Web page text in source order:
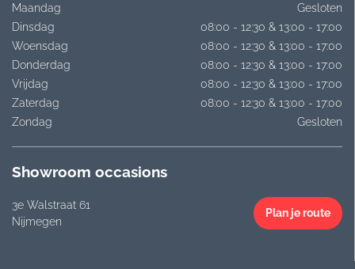
Maandag
Gesloten
Dinsdag
08:00 - 12:30 & 13:00 - 17:00
Woensdag
08:00 - 12:30 & 13:00 - 17:00
Donderdag
08:00 - 12:30 & 13:00 - 17:00
Vrijdag
08:00 - 12:30 & 13:00 - 17:00
Zaterdag
08:00 - 12:30 & 13:00 - 17:00
Zondag
Gesloten
Showroom occasions
3e Walstraat 61
Nijmegen
Plan je route